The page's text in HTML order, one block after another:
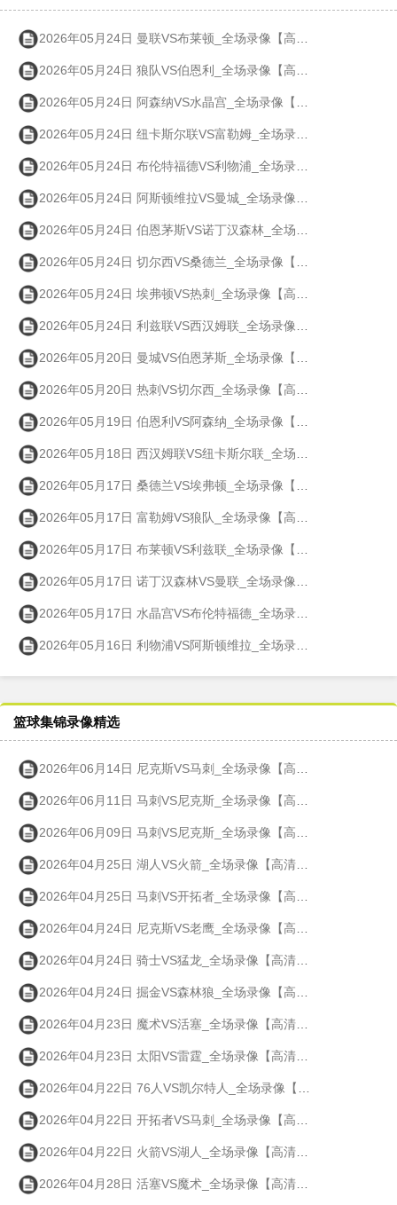
2026年05月24日 曼联VS布莱顿_全场录像【高清回放】
2026年05月24日 狼队VS伯恩利_全场录像【高清回放】
2026年05月24日 阿森纳VS水晶宫_全场录像【高清回放】
2026年05月24日 纽卡斯尔联VS富勒姆_全场录像【高清回放】
2026年05月24日 布伦特福德VS利物浦_全场录像【高清回放】
2026年05月24日 阿斯顿维拉VS曼城_全场录像【高清回放】
2026年05月24日 伯恩茅斯VS诺丁汉森林_全场录像【高清回放】
2026年05月24日 切尔西VS桑德兰_全场录像【高清回放】
2026年05月24日 埃弗顿VS热刺_全场录像【高清回放】
2026年05月24日 利兹联VS西汉姆联_全场录像【高清回放】
2026年05月20日 曼城VS伯恩茅斯_全场录像【高清回放】
2026年05月20日 热刺VS切尔西_全场录像【高清回放】
2026年05月19日 伯恩利VS阿森纳_全场录像【高清回放】
2026年05月18日 西汉姆联VS纽卡斯尔联_全场录像【高清回放】
2026年05月17日 桑德兰VS埃弗顿_全场录像【高清回放】
2026年05月17日 富勒姆VS狼队_全场录像【高清回放】
2026年05月17日 布莱顿VS利兹联_全场录像【高清回放】
2026年05月17日 诺丁汉森林VS曼联_全场录像【高清回放】
2026年05月17日 水晶宫VS布伦特福德_全场录像【高清回放】
2026年05月16日 利物浦VS阿斯顿维拉_全场录像【高清回放】
篮球集锦录像精选
2026年06月14日 尼克斯VS马刺_全场录像【高清回放】
2026年06月11日 马刺VS尼克斯_全场录像【高清回放】
2026年06月09日 马刺VS尼克斯_全场录像【高清回放】
2026年04月25日 湖人VS火箭_全场录像【高清回放】
2026年04月25日 马刺VS开拓者_全场录像【高清回放】
2026年04月24日 尼克斯VS老鹰_全场录像【高清回放】
2026年04月24日 骑士VS猛龙_全场录像【高清回放】
2026年04月24日 掘金VS森林狼_全场录像【高清回放】
2026年04月23日 魔术VS活塞_全场录像【高清回放】
2026年04月23日 太阳VS雷霆_全场录像【高清回放】
2026年04月22日 76人VS凯尔特人_全场录像【高清回放】
2026年04月22日 开拓者VS马刺_全场录像【高清回放】
2026年04月22日 火箭VS湖人_全场录像【高清回放】
2026年04月28日 活塞VS魔术_全场录像【高清回放】